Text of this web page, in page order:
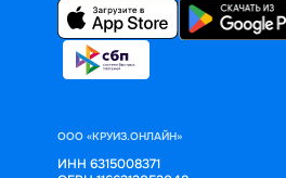
ООО «КРУИЗ.ОНЛАЙН»
ИНН 6315008371